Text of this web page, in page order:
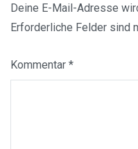
Deine E-Mail-Adresse
Erforderliche Felder sind
Kommentar *